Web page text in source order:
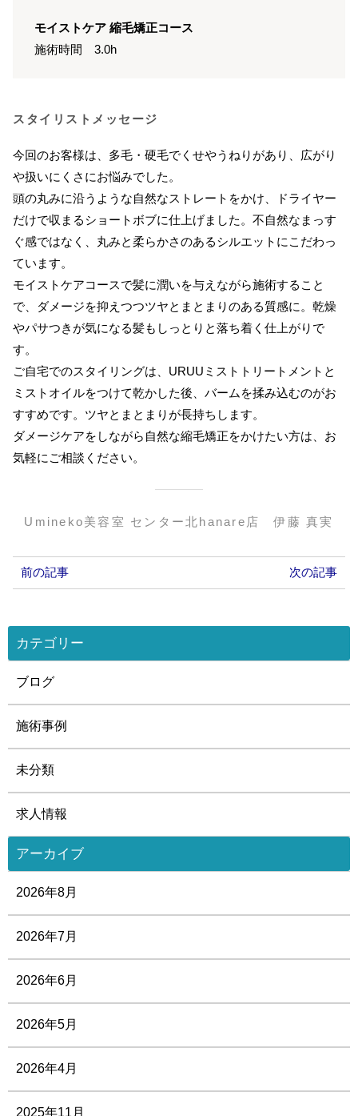
モイストケア 縮毛矯正コース
施術時間 3.0h
スタイリストメッセージ
今回のお客様は、多毛・硬毛でくせやうねりがあり、広がり
や扱いにくさにお悩みでした。
頭の丸みに沿うような自然なストレートをかけ、ドライヤー
だけで収まるショートボブに仕上げました。不自然なまっす
ぐ感ではなく、丸みと柔らかさのあるシルエットにこだわっ
ています。
モイストケアコースで髪に潤いを与えながら施術すること
で、ダメージを抑えつつツヤとまとまりのある質感に。乾燥
やパサつきが気になる髪もしっとりと落ち着く仕上がりで
す。
ご自宅でのスタイリングは、URUUミストトリートメントと
ミストオイルをつけて乾かした後、バームを揉み込むのがお
すすめです。ツヤとまとまりが長持ちします。
ダメージケアをしながら自然な縮毛矯正をかけたい方は、お
気軽にご相談ください。
Umineko美容室 センター北hanare店 伊藤 真実
前の記事 次の記事
カテゴリー
ブログ
施術事例
未分類
求人情報
アーカイブ
2026年8月
2026年7月
2026年6月
2026年5月
2026年4月
2025年11月